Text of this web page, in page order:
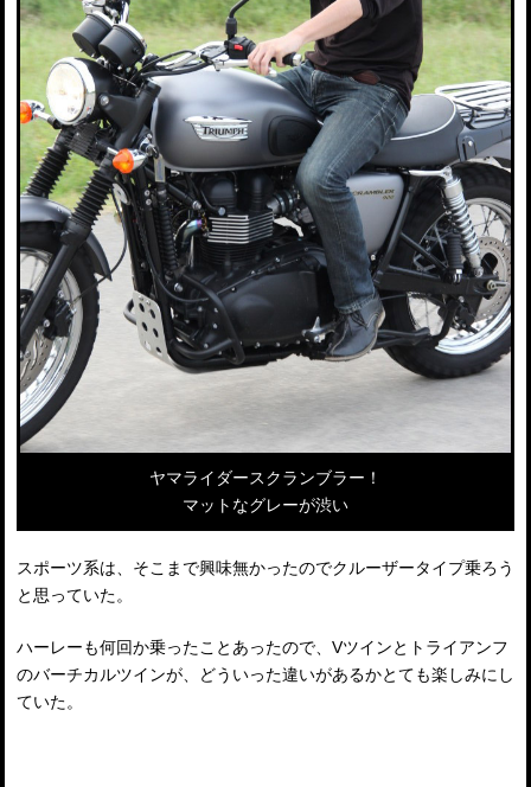
ヤマライダースクランブラー！
マットなグレーが渋い
スポーツ系は、そこまで興味無かったのでクルーザータイプ乗ろう
と思っていた。
ハーレーも何回か乗ったことあったので、Vツインとトライアンフ
のバーチカルツインが、どういった違いがあるかとても楽しみにし
ていた。